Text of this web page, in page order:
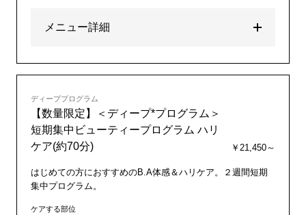
メニュー詳細
ディーププログラム
【数量限定】＜ディープ*プログラム＞
短期集中ビューティープログラム ハリ
ケア(約70分)
￥21,450～
はじめての方におすすめのB.A体感＆ハリケア。２週間短期
集中プログラム。
ケアする部位